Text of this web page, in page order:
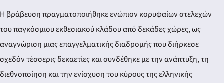
Η βράβευση πραγματοποιήθηκε ενώπιον κορυφαίων στελεχών
του παγκόσμιου εκθεσιακού κλάδου από δεκάδες χώρες, ως
αναγνώριση μιας επαγγελματικής διαδρομής που διήρκεσε
σχεδόν τέσσερις δεκαετίες και συνδέθηκε με την ανάπτυξη, τη
διεθνοποίηση και την ενίσχυση του κύρους της ελληνικής